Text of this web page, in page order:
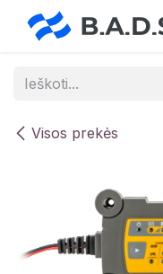
Skip to Content
Visos prekės